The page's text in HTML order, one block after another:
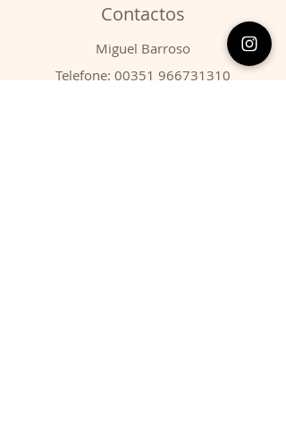
Contactos
​Miguel Barroso
Telefone: 00351 966731310